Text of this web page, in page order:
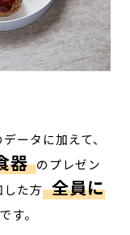
ータに加えて、
器 のプレゼン
した方 全員に
す。